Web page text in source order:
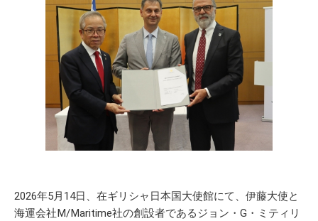
2026年5月14日、在ギリシャ日本国大使館にて、伊藤大使と
海運会社M/Maritime社の創設者であるジョン・G・ミティリ